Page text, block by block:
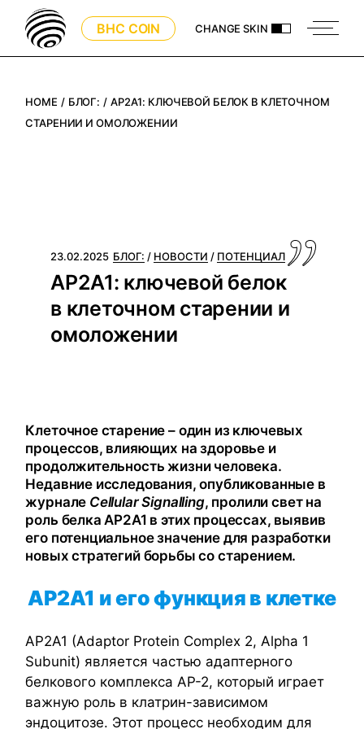
content
BHC COIN CHANGE SKIN
HOME БЛОГ:
AP2A1: КЛЮЧЕВОЙ БЕЛОК В КЛЕТОЧНОМ
СТАРЕНИИ И ОМОЛОЖЕНИИ
23.02.2025 БЛОГ: НОВОСТИ ПОТЕНЦИАЛ
AP2A1: ключевой белок
в клеточном старении и
омоложении
Клеточное старение – один из ключевых
процессов, влияющих на здоровье и
продолжительность жизни человека.
Недавние исследования, опубликованные в
журнале Cellular Signalling, пролили свет на
роль белка AP2A1 в этих процессах, выявив
его потенциальное значение для разработки
новых стратегий борьбы со старением.
AP2A1 и его функция в клетке
AP2A1 (Adaptor Protein Complex 2, Alpha 1
Subunit) является частью адаптерного
белкового комплекса AP-2, который играет
важную роль в клатрин-зависимом
эндоцитозе. Этот процесс необходим для